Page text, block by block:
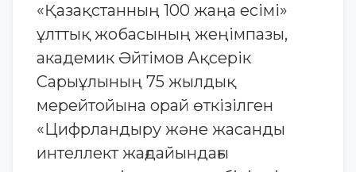
«Қазақстанның 100 жаңа есімі»
ұлттық жобасының жеңімпазы,
академик Әйтімов Ақсерік
Сарыұлының 75 жылдық
мерейтойына орай өткізілген
«Цифрландыру және жасанды
интеллект жағдайындағы